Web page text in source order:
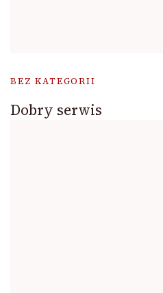
BEZ KATEGORII
Dobry serwis